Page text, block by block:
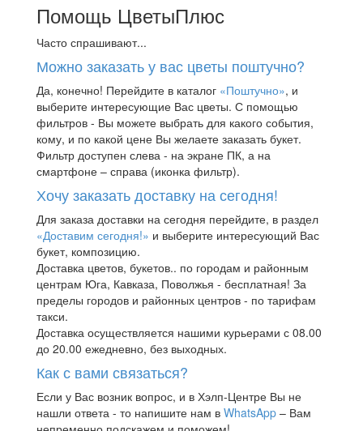
Помощь ЦветыПлюс
Часто спрашивают...
Можно заказать у вас цветы поштучно?
Да, конечно! Перейдите в каталог «Поштучно», и
выберите интересующие Вас цветы. С помощью
фильтров - Вы можете выбрать для какого события,
кому, и по какой цене Вы желаете заказать букет.
Фильтр доступен слева - на экране ПК, а на
смартфоне – справа (иконка фильтр).
Хочу заказать доставку на сегодня!
Для заказа доставки на сегодня перейдите, в раздел
«Доставим сегодня!» и выберите интересующий Вас
букет, композицию.
Доставка цветов, букетов.. по городам и районным
центрам Юга, Кавказа, Поволжья - бесплатная! За
пределы городов и районных центров - по тарифам
такси.
Доставка осуществляется нашими курьерами с 08.00
до 20.00 ежедневно, без выходных.
Как с вами связаться?
Если у Вас возник вопрос, и в Хэлп-Центре Вы не
нашли ответа - то напишите нам в WhatsApp – Вам